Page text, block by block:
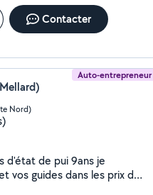
Contacter
Auto-entrepreneur
Nord)
9ans je
vos guides dans les prix du